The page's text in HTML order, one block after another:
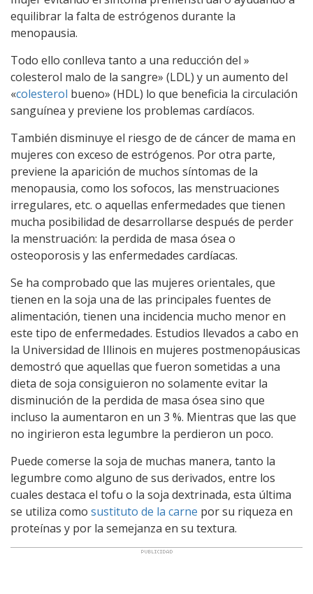
equilibrar la falta de estrógenos durante la
menopausia.
Todo ello conlleva tanto a una reducción del »
colesterol malo de la sangre» (LDL) y un aumento del
«colesterol bueno» (HDL) lo que beneficia la circulación
sanguínea y previene los problemas cardíacos.
También disminuye el riesgo de de cáncer de mama en
mujeres con exceso de estrógenos. Por otra parte,
previene la aparición de muchos síntomas de la
menopausia, como los sofocos, las menstruaciones
irregulares, etc. o aquellas enfermedades que tienen
mucha posibilidad de desarrollarse después de perder
la menstruación: la perdida de masa ósea o
osteoporosis y las enfermedades cardíacas.
Se ha comprobado que las mujeres orientales, que
tienen en la soja una de las principales fuentes de
alimentación, tienen una incidencia mucho menor en
este tipo de enfermedades. Estudios llevados a cabo en
la Universidad de Illinois en mujeres postmenopáusicas
demostró que aquellas que fueron sometidas a una
dieta de soja consiguieron no solamente evitar la
disminución de la perdida de masa ósea sino que
incluso la aumentaron en un 3 %. Mientras que las que
no ingirieron esta legumbre la perdieron un poco.
Puede comerse la soja de muchas manera, tanto la
legumbre como alguno de sus derivados, entre los
cuales destaca el tofu o la soja dextrinada, esta última
se utiliza como sustituto de la carne por su riqueza en
proteínas y por la semejanza en su textura.